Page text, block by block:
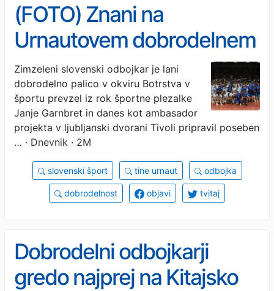
(FOTO) Znani na
Urnautovem dobrodelnem
spektaklu pokazali
odbojkarske veščine
Zimzeleni slovenski odbojkar je lani
dobrodelno palico v okviru Botrstva v
športu prevzel iz rok športne plezalke
Janje Garnbret in danes kot ambasador
projekta v ljubljanski dvorani Tivoli pripravil poseben
… · Dnevnik · 2M
slovenski šport tine urnaut odbojka
dobrodelnost objavi tvitaj
Dobrodelni odbojkarji
gredo najprej na Kitajsko